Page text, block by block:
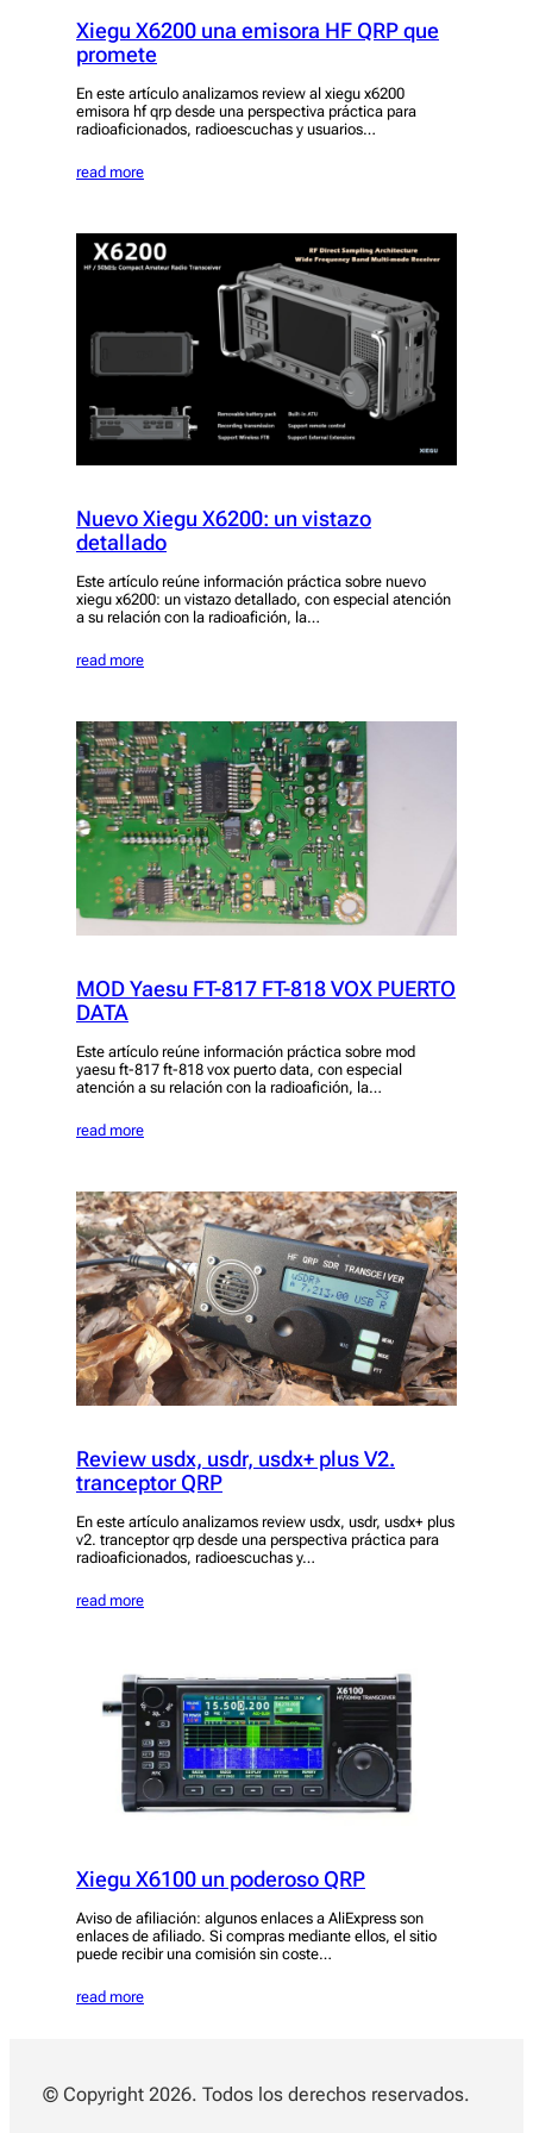
Xiegu X6200 una emisora HF QRP que
promete
En este artículo analizamos review al xiegu x6200
emisora hf qrp desde una perspectiva práctica para
radioaficionados, radioescuchas y usuarios…
read more
Nuevo Xiegu X6200: un vistazo
detallado
Este artículo reúne información práctica sobre nuevo
xiegu x6200: un vistazo detallado, con especial atención
a su relación con la radioafición, la…
read more
MOD Yaesu FT-817 FT-818 VOX PUERTO
DATA
Este artículo reúne información práctica sobre mod
yaesu ft-817 ft-818 vox puerto data, con especial
atención a su relación con la radioafición, la…
read more
Review usdx, usdr, usdx+ plus V2.
tranceptor QRP
En este artículo analizamos review usdx, usdr, usdx+ plus
v2. tranceptor qrp desde una perspectiva práctica para
radioaficionados, radioescuchas y…
read more
Xiegu X6100 un poderoso QRP
Aviso de afiliación: algunos enlaces a AliExpress son
enlaces de afiliado. Si compras mediante ellos, el sitio
puede recibir una comisión sin coste…
read more
© Copyright 2026. Todos los derechos reservados.